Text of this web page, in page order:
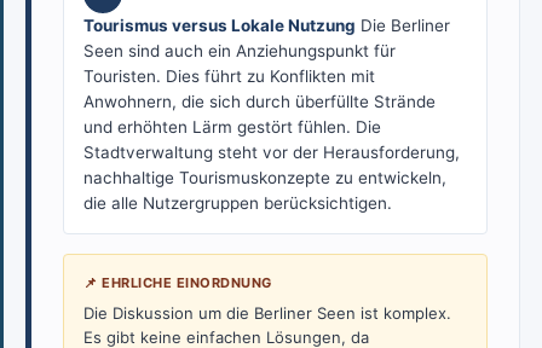
Tourismus versus Lokale Nutzung Die Berliner
Seen sind auch ein Anziehungspunkt für
Touristen. Dies führt zu Konflikten mit
Anwohnern, die sich durch überfüllte Strände
und erhöhten Lärm gestört fühlen. Die
Stadtverwaltung steht vor der Herausforderung,
nachhaltige Tourismuskonzepte zu entwickeln,
die alle Nutzergruppen berücksichtigen.
📌 EHRLICHE EINORDNUNG
Die Diskussion um die Berliner Seen ist komplex.
Es gibt keine einfachen Lösungen, da